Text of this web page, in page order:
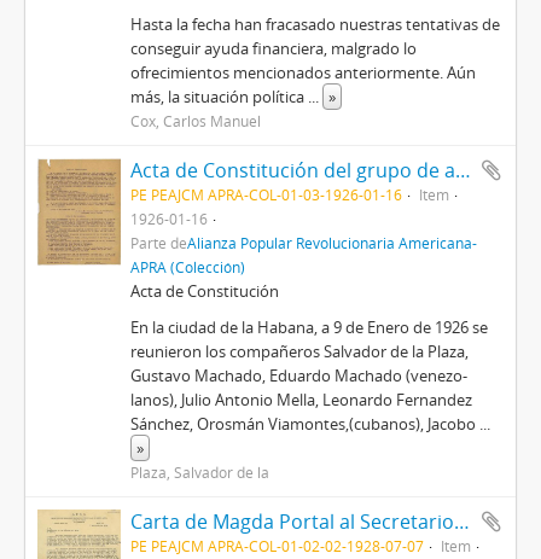
Hasta la fecha han fracasado nuestras tentativas de
conseguir ayuda financiera, malgrado lo
ofrecimientos mencionados anteriormente. Aún
más, la situación política ... »
Cox, Carlos Manuel
Acta de Constitución del grupo de apoyo a la revolución en Venezuela
PE PEAJCM APRA-COL-01-03-1926-01-16
Item
1926-01-16
Parte deAlianza Popular Revolucionaria Americana-
APRA (Colección)
Acta de Constitución
En la ciudad de la Habana, a 9 de Enero de 1926 se
reunieron los compañeros Salvador de la Plaza,
Gustavo Machado, Eduardo Machado (venezo­
lanos), Julio Antonio Mella, Leonardo Fernandez
Sánchez, Orosmán Viamontes,(cubanos), Jacobo ...
»
Plaza, Salvador de la
Carta de Magda Portal al Secretario de la Célula del Apra en París, 7/71928
PE PEAJCM APRA-COL-01-02-02-1928-07-07
Item